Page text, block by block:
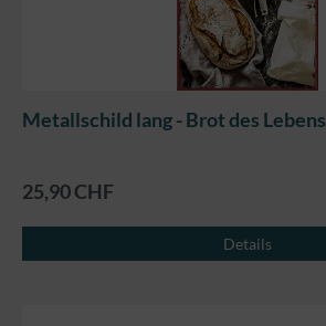
Metallschild lang - Brot des Lebens
25,90 CHF
Details